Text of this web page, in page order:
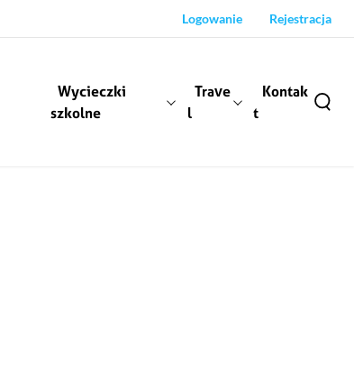
Logowanie Rejestracja
Wycieczki
szkolne
Trave
l
Kontak
t